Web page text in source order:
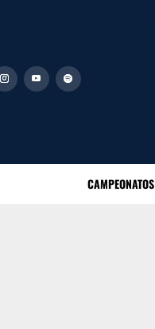
CAMPEONATOS